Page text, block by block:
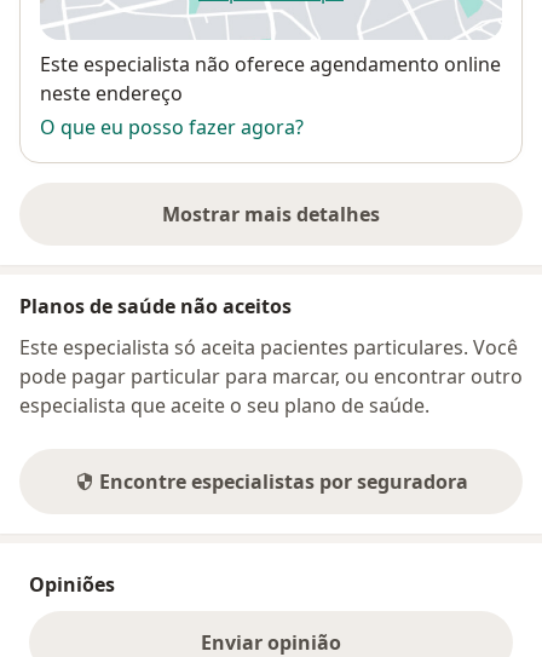
Disponibilidade
Este especialista não oferece agendamento online
neste endereço
O que eu posso fazer agora?
Mostrar mais detalhes
sobre o endereço
Planos de saúde não aceitos
Este especialista só aceita pacientes particulares. Você
pode pagar particular para marcar, ou encontrar outro
especialista que aceite o seu plano de saúde.
Encontre especialistas por seguradora
Opiniões
Enviar opinião